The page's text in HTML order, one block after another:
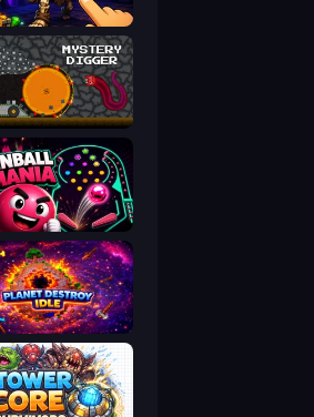
Dungeon Clicker
Mystery Digger
Pinball Mania
Planet Destroy Idle